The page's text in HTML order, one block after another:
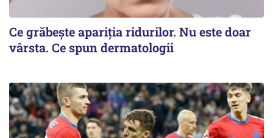
Ce grăbește apariția ridurilor. Nu este doar
vârsta. Ce spun dermatologii